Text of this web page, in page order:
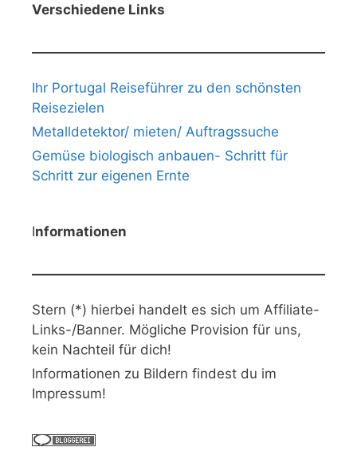
Verschiedene Links
Ihr Portugal Reiseführer zu den schönsten
Reisezielen
Metalldetektor/ mieten/ Auftragssuche
Gemüse biologisch anbauen- Schritt für
Schritt zur eigenen Ernte
Informationen
Stern (*) hierbei handelt es sich um Affiliate-
Links-/Banner. Mögliche Provision für uns,
kein Nachteil für dich!
Informationen zu Bildern findest du im
Impressum!